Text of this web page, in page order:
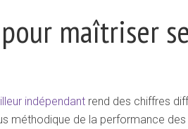
maîtriser
indépendant rend des chiffres
méthodique de la performance